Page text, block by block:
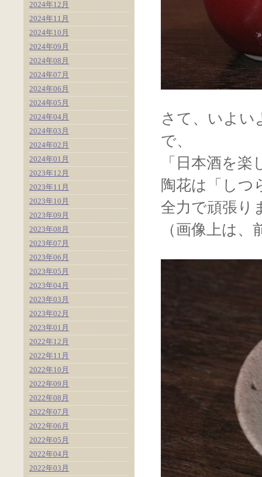
さて、いよ
で、
「日本酒を
陶花は「しつ
全力で頑張り
（画像上は
2024年12月
2024年11月
2024年10月
2024年09月
2024年08月
2024年07月
2024年06月
2024年05月
2024年04月
2024年03月
2024年02月
2024年01月
2023年12月
2023年11月
2023年10月
2023年09月
2023年08月
2023年07月
2023年06月
2023年05月
2023年04月
2023年03月
2023年02月
2023年01月
2022年12月
2022年11月
2022年10月
2022年09月
2022年08月
2022年07月
2022年06月
2022年05月
2022年04月
2022年03月